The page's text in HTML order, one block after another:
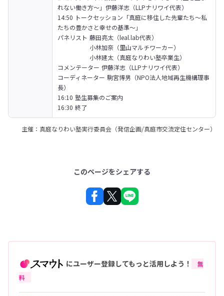
れない働き方～」伊藤洋志（LLPナリワイ代表）
14:50 トークセッション「真庭に移住した先輩たち〜私
たちの豊かさと幸せの基準〜」
パネリスト 藤田亮太（leal.lab代表）
小林加奈（里山マルチワーカー）
小林建太（真庭なりわい塾卒業生）
コメンテーター 伊藤洋志（LLPナリワイ代表）
コーディネーター 駒宮博男（NPO法人地域再生機構理事
長）
16:10 塾生募集のご案内
16:30 終了
主催：真庭なりわい塾実行委員会（発信企画/真庭市交流定住センター）
このページをシェアする
にユーザー登録してもっと活用しよう！
無
料